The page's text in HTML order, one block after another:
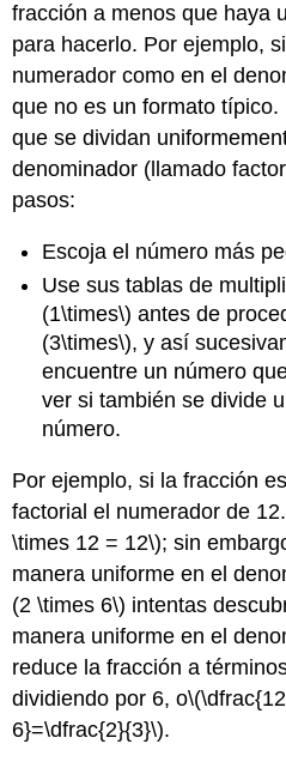
fracción a menos que haya
para hacerlo. Por ejemplo,
numerador como en el
que no es un formato
que se dividan
denominador (llamado
pasos:
Escoja el número más
Use sus tablas de
(1\times\) antes de
(3\times\), y así
encuentre un número
ver si también se divide
número.
Por ejemplo, si la fracción
factorial el numerador de
\times 12 = 12\); sin
manera uniforme en el
(2 \times 6\) intentas
manera uniforme en el
reduce la fracción a
dividiendo por 6, o
6}=\dfrac{2}{3}\).